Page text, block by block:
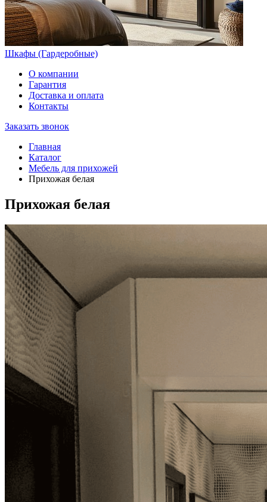
Шкафы (Гардеробные)
О компании
Гарантия
Доставка и оплата
Контакты
Заказать звонок
Главная
Каталог
Мебель для прихожей
Прихожая белая
Прихожая белая